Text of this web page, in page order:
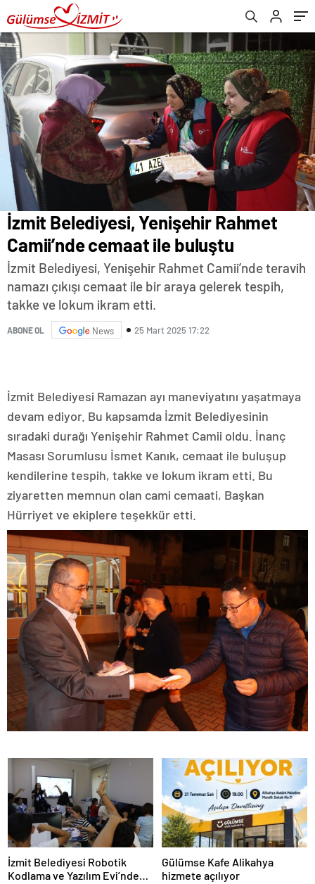
İzmit Belediyesi, Yenişehir Rahmet
Camii’nde cemaat ile buluştu
İzmit Belediyesi, Yenişehir Rahmet Camii’nde teravih
namazı çıkışı cemaat ile bir araya gelerek tespih,
takke ve lokum ikram etti.
ABONE OL News 25 Mart 2025 17:22
İzmit Belediyesi Ramazan ayı maneviyatını yaşatmaya
devam ediyor. Bu kapsamda İzmit Belediyesinin
sıradaki durağı Yenişehir Rahmet Camii oldu. İnanç
Masası Sorumlusu İsmet Kanık, cemaat ile buluşup
kendilerine tespih, takke ve lokum ikram etti. Bu
ziyaretten memnun olan cami cemaati, Başkan
Hürriyet ve ekiplere teşekkür etti.
İzmit Belediyesi Robotik
Kodlama ve Yazılım Evi’nde
Gülümse Kafe Alikahya
hizmete açılıyor